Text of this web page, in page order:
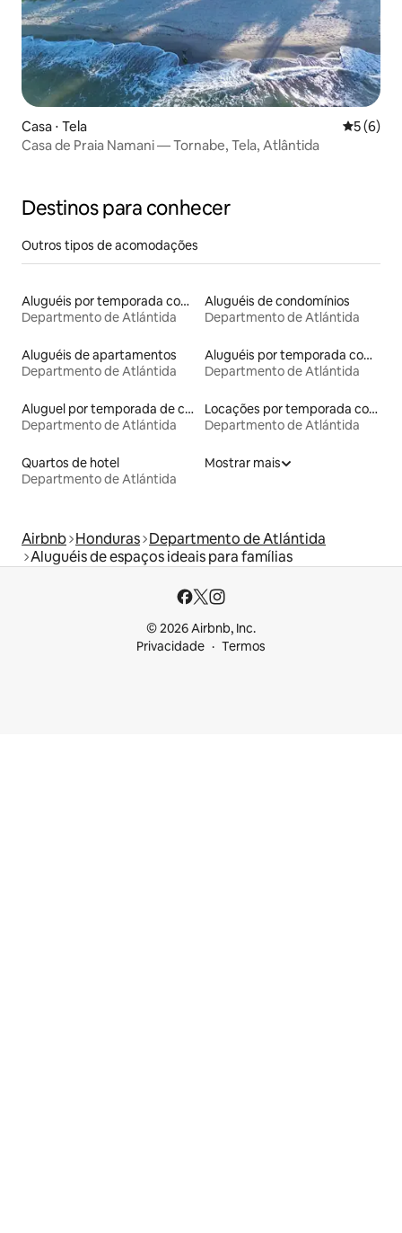
Casa ⋅ Tela 5 de
5 (6)
Casa de Praia Namani — Tornabe, Tela, Atlântida
Destinos para conhecer
Outros tipos de acomodações
Aluguéis por temporada com banheira de hidromassagem
Departmento de Atlántida
Aluguéis de condomínios
Departmento de Atlántida
Aluguéis de apartamentos
Departmento de Atlántida
Aluguéis por temporada com acesso à praia
Departmento de Atlántida
Aluguel por temporada de casas de hóspedes
Departmento de Atlántida
Locações por temporada com piscina
Departmento de Atlántida
Quartos de hotel
Departmento de Atlántida
Mostrar mais
Airbnb Honduras Departmento de Atlántida
Aluguéis de espaços ideais para famílias
© 2026 Airbnb, Inc.
Privacidade
Termos